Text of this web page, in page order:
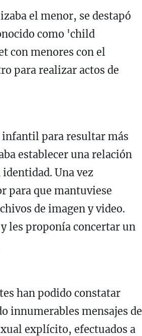
el menor, se destapó
como 'child
con menores con el
para realizar actos de
infantil para resultar más
establecer una relación
Una vez
para que mantuviese
de imagen y video.
les proponía concertar un
han podido constatar
innumerables mensajes de
explícito, efectuados a